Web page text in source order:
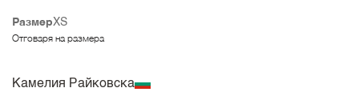
РазмерXS
Отговаря на размера
Камелия Райковска